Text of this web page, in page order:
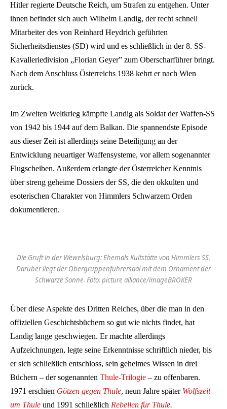
Hitler regierte Deutsche Reich, um Strafen zu entgehen. Unter
ihnen befindet sich auch Wilhelm Landig, der recht schnell
Mitarbeiter des von Reinhard Heydrich geführten
Sicherheitsdienstes (SD) wird und es schließlich in der 8. SS-
Kavalleriedivision „Florian Geyer” zum Oberscharführer bringt.
Nach dem Anschluss Österreichs 1938 kehrt er nach Wien
zurück.
Im Zweiten Weltkrieg kämpfte Landig als Soldat der Waffen-SS
von 1942 bis 1944 auf dem Balkan. Die spannendste Episode
aus dieser Zeit ist allerdings seine Beteiligung an der
Entwicklung neuartiger Waffensysteme, vor allem sogenannter
Flugscheiben. Außerdem erlangte der Österreicher Kenntnis
über streng geheime Dossiers der SS, die den okkulten und
esoterischen Charakter von Himmlers Schwarzem Orden
dokumentieren.
Die Gruft in der Wewelsburg: Ehemals Kultstätte von Himmlers SS.
Darüber liegt der Obergruppenführersaal mit dem Ornament der
Schwarze Sonne. Foto: picture alliance/imageBROKER
Über diese Aspekte des Dritten Reiches, über die man in den
offiziellen Geschichtsbüchern so gut wie nichts findet, hat
Landig lange geschwiegen. Er machte allerdings
Aufzeichnungen, legte seine Erkenntnisse schriftlich nieder, bis
er sich schließlich entschloss, sein geheimes Wissen in drei
Büchern – der sogenannten Thule-Trilogie – zu offenbaren.
1971 erschien Götzen gegen Thule, neun Jahre später Wolfszeit
um Thule und 1991 schließlich Rebellen für Thule.